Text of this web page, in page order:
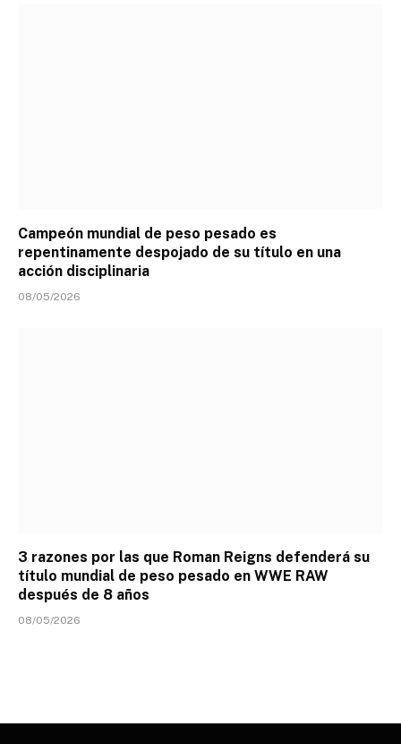
Campeón mundial de peso pesado es
repentinamente despojado de su título en una
acción disciplinaria
08/05/2026
3 razones por las que Roman Reigns defenderá su
título mundial de peso pesado en WWE RAW
después de 8 años
08/05/2026